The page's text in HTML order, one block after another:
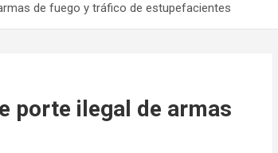
de fuego y tráfico de estupefacientes
porte ilegal de armas